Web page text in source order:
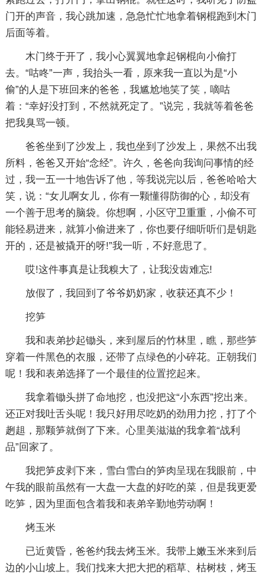
门开的声音，我心跳加速，急急忙忙地拿着钢棍跑到木门
后面等着。
木门终于开了，我小心翼翼地拿起钢棍向小偷打
去。“咕咚”一声，我抬头一看，原来我一直以为是“小
偷”的人是下班回来的爸爸，我尴尬地笑了笑，嘀咕
着：“幸好没打到，不然就死定了。”说完，我就等着爸爸
把我臭骂一顿。
爸爸坐到了沙发上，我也坐到了沙发上，果然不出我
所料，爸爸又开始“念经”。许久，爸爸向我询问事情的经
过，我一五一十地告诉了他，等我说完以后，爸爸哈哈大
笑，说：“女儿啊女儿，你有一颗懂得防御的心，却没有
一个善于思考的脑袋。你想啊，小区守卫重重，小偷不可
能轻易进来，就算小偷进来了，你也要仔细听听们是钥匙
开的，还是被撬开的呀!”我一听，不好意思了。
哎!这件事真是让我糗大了，让我没齿难忘!
放假了，我回到了爷爷奶奶家，收获还真不少！
挖笋
我和表弟抄起锄头，来到屋后的竹林里，瞧，那些笋
穿着一件黑色的衣服，还带了点绿色的小碎花。正朝我们
呢！我和表弟选择了一个最佳的位置挖起来。
我拿着锄头拼了命地挖，也没把这“小东西”挖出来。
还正对我吐舌头呢！我只好用尽吃奶的劲用力挖，打了个
趔趄，那颗笋就倒了下来。心里美滋滋的我拿着“战利
品”回家了。
我把笋皮剥下来，雪白雪白的笋肉呈现在我眼前，中
午我的眼前虽然有一大盘一大盘的好吃的菜，但是我更爱
吃笋，因为里面包含着我和表弟辛勤地劳动啊！
烤玉米
已近黄昏，爸爸约我去烤玉米。我带上嫩玉米来到后
边的小山坡上。我们找来大把大把的稻草、枯树枝，烤玉